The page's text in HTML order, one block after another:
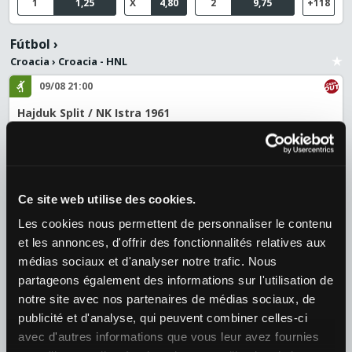
Ce site web utilise des cookies.
Les cookies nous permettent de personnaliser le contenu
et les annonces, d'offrir des fonctionnalités relatives aux
médias sociaux et d'analyser notre trafic. Nous
partageons également des informations sur l'utilisation de
notre site avec nos partenaires de médias sociaux, de
publicité et d'analyse, qui peuvent combiner celles-ci
avec d'autres informations que vous leur avez fournies
Fútbol ›
Croacia › Croacia - HNL
09/08 21:00
Hajduk Split / NK Istra 1961
6,30 +126
Tenis›
Tien, Learner / Thiago Agustin Tirante (ARG)
¿Quién ganará el partido?
1,39
1 2,82
2 +39
09/08 18:30